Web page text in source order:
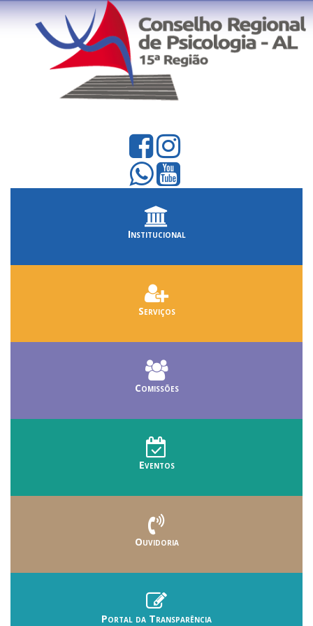
Institucional
Serviços
Comissões
Eventos
Ouvidoria
Portal da Transparência